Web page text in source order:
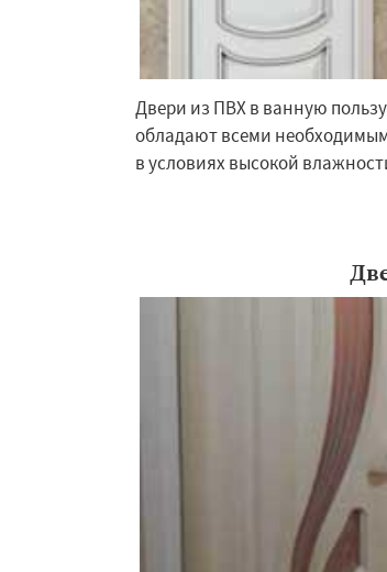
Двери из ПВХ в ванную
обладают всеми
в условиях высокой